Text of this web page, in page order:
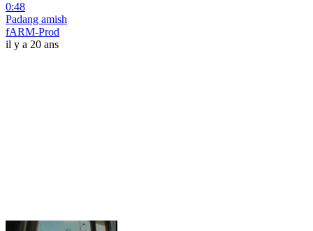
0:48
Padang amish
fARM-Prod
il y a 20 ans